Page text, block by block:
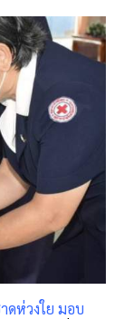
ดห่วงใย มอบ